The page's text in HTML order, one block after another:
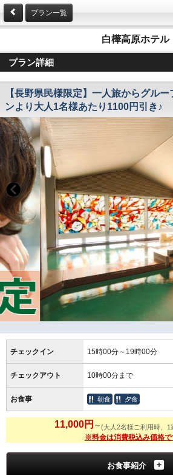
プラン一覧
白樺高原ホテル
プラン詳細
【長野県民様限定】一人旅からグル
ンより大人1名様あたり1100円引き♪
チェックイン 15時00分～19時00分
チェックアウト 10時00分まで
お食事 朝食 夕食
11,000円 ～(大人2名様ご利用時、1
※料金は消費税込み価格で
お食事紹介